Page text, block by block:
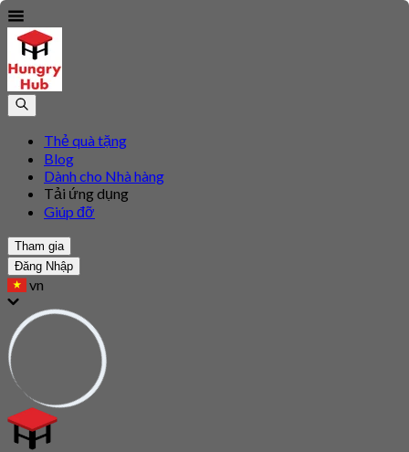
Thẻ quà tặng
Blog
Dành cho Nhà hàng
Tải ứng dụng
Giúp đỡ
Tham gia
Đăng Nhập
vn